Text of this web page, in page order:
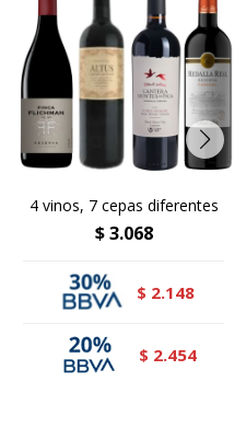
4 vinos, 7 cepas diferentes
$ 3.068
$ 2.148
$ 2.454